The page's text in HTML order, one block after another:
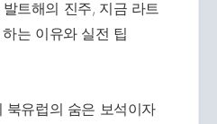
북유럽의 숨은 보석이자